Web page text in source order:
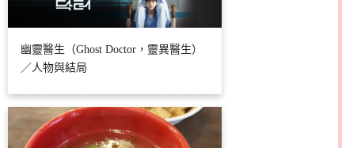
幽靈醫生（Ghost Doctor，靈異醫生）
／人物與結局